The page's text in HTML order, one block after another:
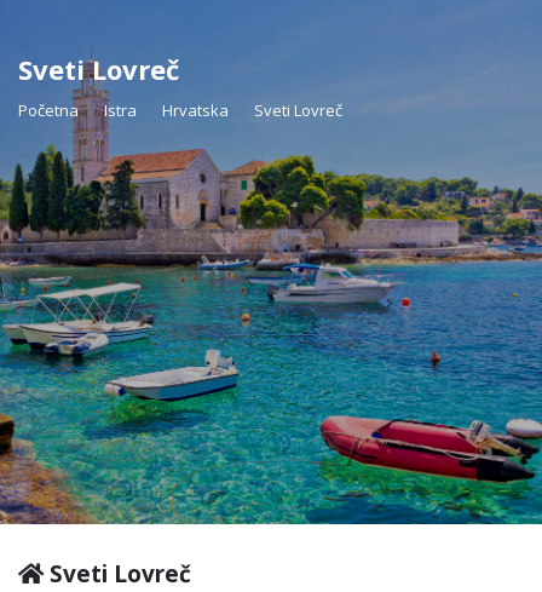
Sveti Lovreč
Početna Istra Hrvatska Sveti Lovreč
Sveti Lovreč